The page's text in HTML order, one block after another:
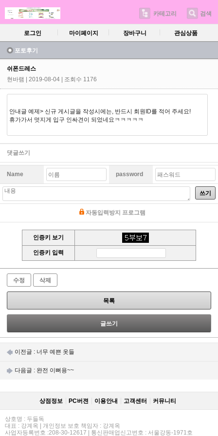
카테고리 검색
로그인 마이페이지 장바구니 관심상품
포토후기
쉬폰드레스
현바램
| 2019-08-04 | 조회수 1176
안내글 예제> 신규 게시글을 작성시에는, 반드시 회원ID를 적어 주세요!
휴가가서 멋지게 입구 인싸견이 되었네요ㅋㅋㅋㅋㅋ
댓글쓰기
Name password
쓰기
자동입력방지 프로그램
인증키 보기
인증키 입력
수정 삭제
목록
글쓰기
이전글 : 너무 예쁜 옷들
다음글 : 완전 이뻐용~~
상점정보 PC버젼 이용안내 고객센터 커뮤니티
상호명 : 두들독
대표 : 강계옥 | 개인정보 보호 책임자 : 강계옥
사업자등록번호 :208-30-12617 | 통신판매업신고번호 : 서울강동-1971호